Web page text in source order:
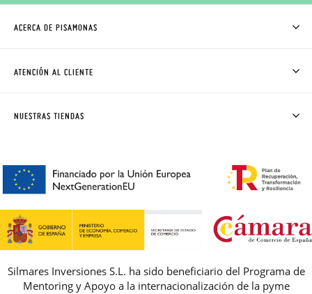
ACERCA DE PISAMONAS
CÓMO COMPRAR
AVISO LEGAL, PRIVACIDAD Y COOKIES
REBAJAS
ATENCIÓN AL CLIENTE
PREGUNTAS FRECUENTES
NUESTRAS TIENDAS
Silmares Inversiones S.L. ha sido beneficiario del Programa de
Mentoring y Apoyo a la internacionalización de la pyme